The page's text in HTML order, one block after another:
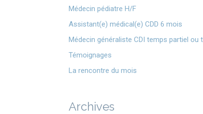
Médecin pédiatre H/F
Assistant(e) médical(e) CDD 6 mois
Médecin généraliste CDI temps partiel ou
Témoignages
La rencontre du mois
Archives